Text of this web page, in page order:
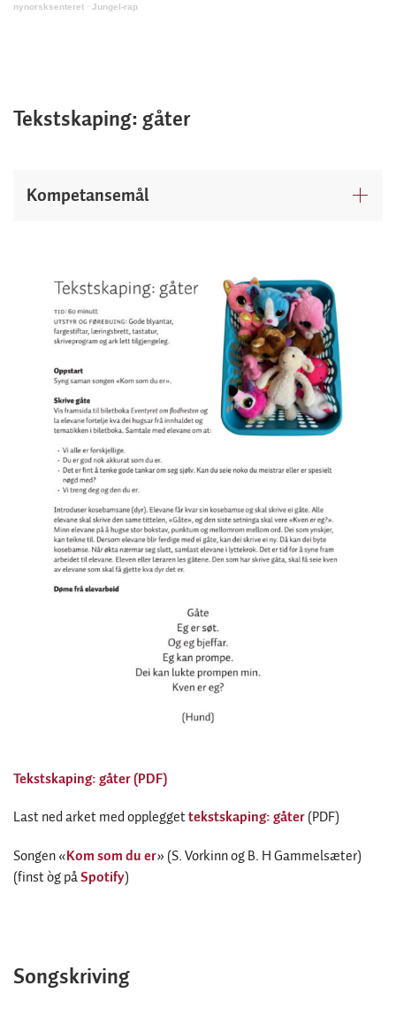
nynorsksenteret · Jungel-rap
Tekstskaping: gåter
Kompetansemål
Tekstskaping: gåter (PDF)
Last ned arket med oppleggettekstskaping: gåter(PDF)
Songen «Kom som du er» (S. Vorkinn og B. H Gammelsæter)
(finst òg påSpotify)
Songskriving